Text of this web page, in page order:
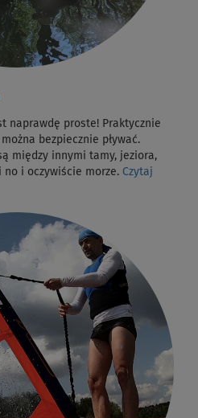
naprawdę proste! Praktycznie
bezpiecznie pływać.
między innymi tamy, jeziora,
no i oczywiście morze. Czytaj